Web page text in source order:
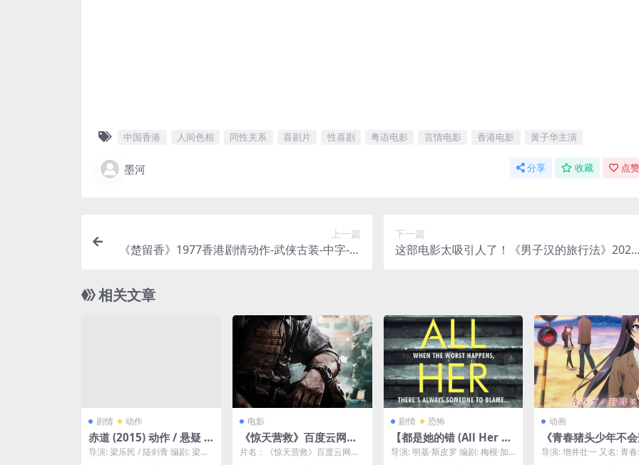
中国香港 人间色相 同性关系 喜剧片 性喜剧 粤语电影 言情电影 香港电影 黄子华主演
墨河 分享 收藏 点
上一篇
《楚留香》1977香港剧情动作-武侠古装-中字-未
下一篇
这部电影太吸引人了！《男子汉的旅行法》2026
相关文章
剧情 动作
赤道 (2015) 动作 / 悬疑 /
犯罪 张学友 / 张家辉 香港
导演: 梁乐民 / 陆剑青 编剧: 梁乐
电影
《惊天营救》百度云网盘
下载.阿里云盘.英语中字.
片名：《惊天营救》百度云网盘
剧情 恐怖
【都是她的错 (All Her Fa
ult) – 2025 – 悬疑/惊悚 –
导演: 明基·斯皮罗 编剧: 梅根·加
动画
《青春猪头少年不
红书包女孩》百度
导演: 增井壮一 又名: 青